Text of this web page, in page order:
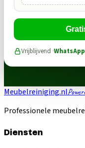
Vrijblijvend ·WhatsApp
Meubelreiniging.nl
Professionele
Diensten